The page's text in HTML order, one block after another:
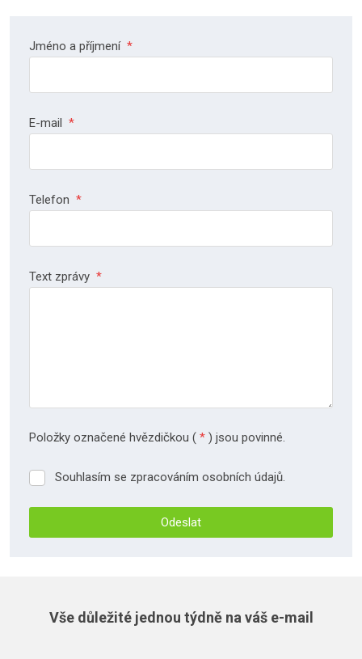
Jméno a příjmení *
E-mail *
Telefon *
Text zprávy *
Položky označené hvězdičkou ( * ) jsou povinné.
Souhlasím
zpracováním
Souhlasím se zpracováním osobních údajů.
Odeslat
odeslat.
Vše důležité jednou týdně na váš e-mail